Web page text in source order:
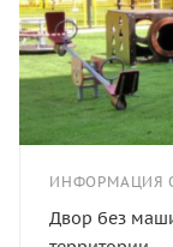
Двор без